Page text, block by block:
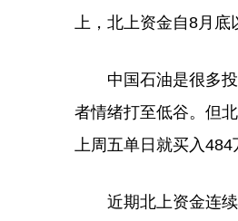
上，北上资金自8月底
中国石油是很多投
者情绪打至低谷。但
上周五单日就买入484
近期北上资金连续7